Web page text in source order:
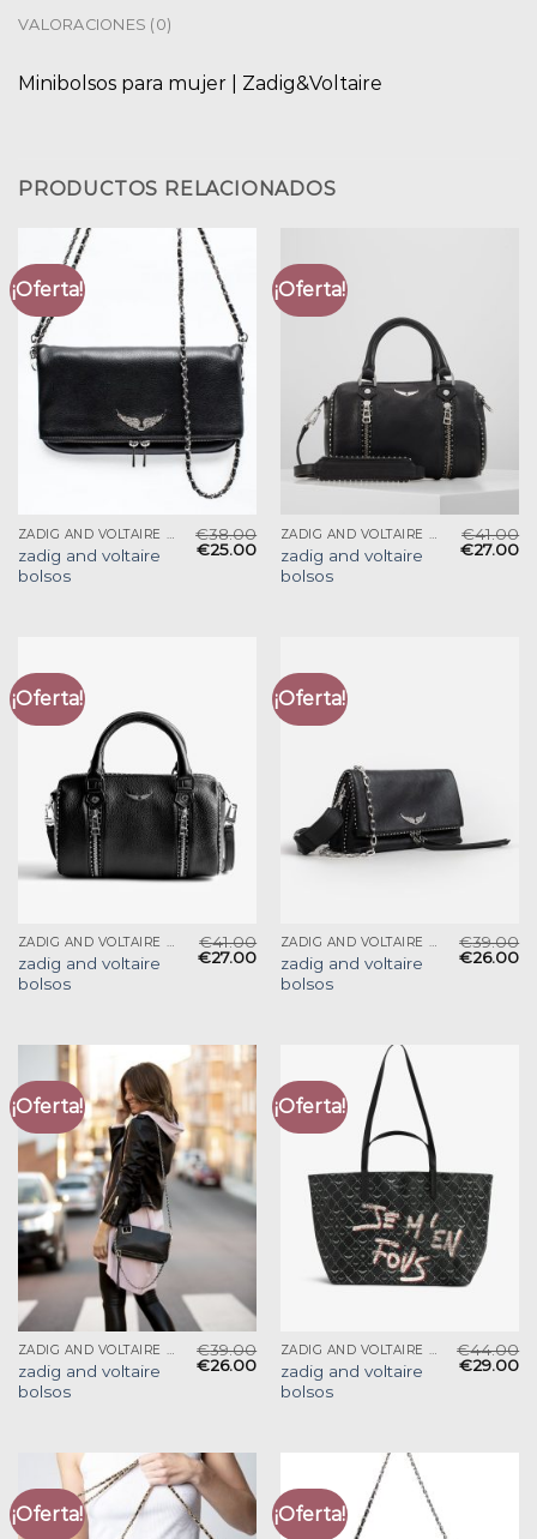
VALORACIONES (0)
Minibolsos para mujer | Zadig&Voltaire
PRODUCTOS RELACIONADOS
¡Oferta!
ZADIG AND VOLTAIRE BOLSOS
zadig and voltaire
bolsos
€38.00
€25.00
¡Oferta!
ZADIG AND VOLTAIRE BOLSOS
zadig and voltaire
bolsos
€41.00
€27.00
¡Oferta!
ZADIG AND VOLTAIRE BOLSOS
zadig and voltaire
bolsos
€41.00
€27.00
¡Oferta!
ZADIG AND VOLTAIRE BOLSOS
zadig and voltaire
bolsos
€39.00
€26.00
¡Oferta!
ZADIG AND VOLTAIRE BOLSOS
zadig and voltaire
bolsos
€39.00
€26.00
¡Oferta!
ZADIG AND VOLTAIRE BOLSOS
zadig and voltaire
bolsos
€44.00
€29.00
¡Oferta! ¡Oferta!